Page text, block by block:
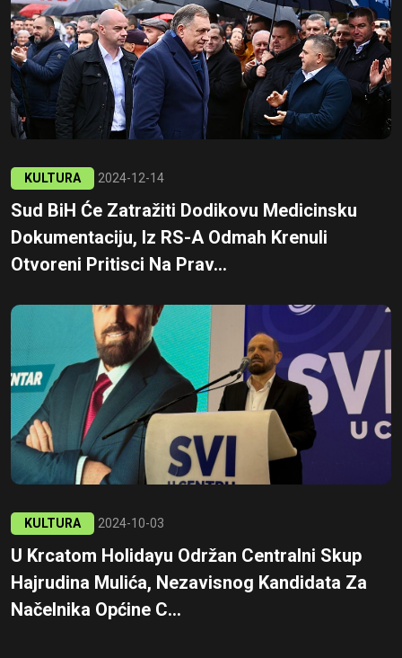
KULTURA 2024-12-14
Sud BiH Će Zatražiti Dodikovu Medicinsku
Dokumentaciju, Iz RS-A Odmah Krenuli
Otvoreni Pritisci Na Prav...
KULTURA 2024-10-03
U Krcatom Holidayu Održan Centralni Skup
Hajrudina Mulića, Nezavisnog Kandidata Za
Načelnika Općine C...